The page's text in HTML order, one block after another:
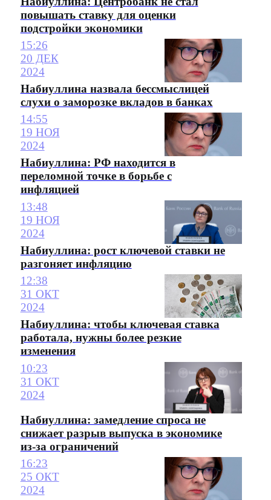
повышать ставку для оценки
подстройки экономики
15:26
20 ДЕК
2024
Набиуллина назвала бессмыслицей
слухи о заморозке вкладов в банках
14:55
19 НОЯ
2024
Набиуллина: РФ находится в
переломной точке в борьбе с
инфляцией
13:48
19 НОЯ
2024
Набиуллина: рост ключевой ставки не
разгоняет инфляцию
12:38
31 ОКТ
2024
Набиуллина: чтобы ключевая ставка
работала, нужны более резкие
изменения
10:23
31 ОКТ
2024
Набиуллина: замедление спроса не
снижает разрыв выпуска в экономике
из-за ограничений
16:23
25 ОКТ
2024